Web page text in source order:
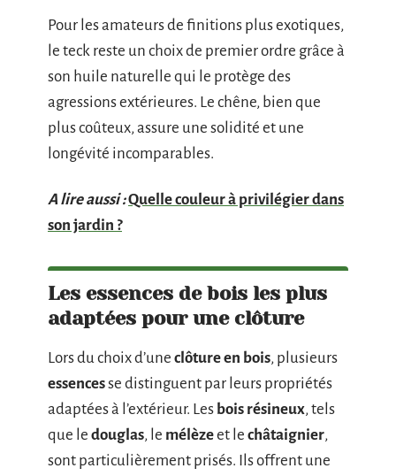
Pour les amateurs de finitions plus exotiques,
le teck reste un choix de premier ordre grâce à
son huile naturelle qui le protège des
agressions extérieures. Le chêne, bien que
plus coûteux, assure une solidité et une
longévité incomparables.
A lire aussi :Quelle couleur à privilégier dans
son jardin ?
Les essences de bois les plus
adaptées pour une clôture
Lors du choix d’une clôture en bois, plusieurs
essencesse distinguent par leurs propriétés
adaptées à l’extérieur. Les bois résineux, tels
que le douglas, le mélèzeet le châtaignier,
sont particulièrement prisés. Ils offrent une